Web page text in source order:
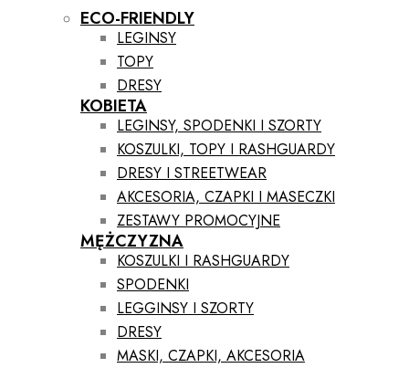
ECO-FRIENDLY
LEGINSY
TOPY
DRESY
KOBIETA
LEGINSY, SPODENKI I SZORTY
KOSZULKI, TOPY I RASHGUARDY
DRESY I STREETWEAR
AKCESORIA, CZAPKI I MASECZKI
ZESTAWY PROMOCYJNE
MĘŻCZYZNA
KOSZULKI I RASHGUARDY
SPODENKI
LEGGINSY I SZORTY
DRESY
MASKI, CZAPKI, AKCESORIA